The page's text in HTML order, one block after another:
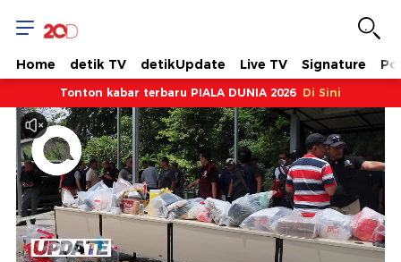
Home detik TV detikUpdate Live TV Signature
Tonton kabar terbaru PIALA DUNIA 2026 Di Sini